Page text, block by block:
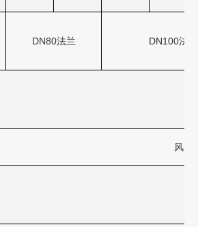
DN80法兰 DN100法兰
风冷